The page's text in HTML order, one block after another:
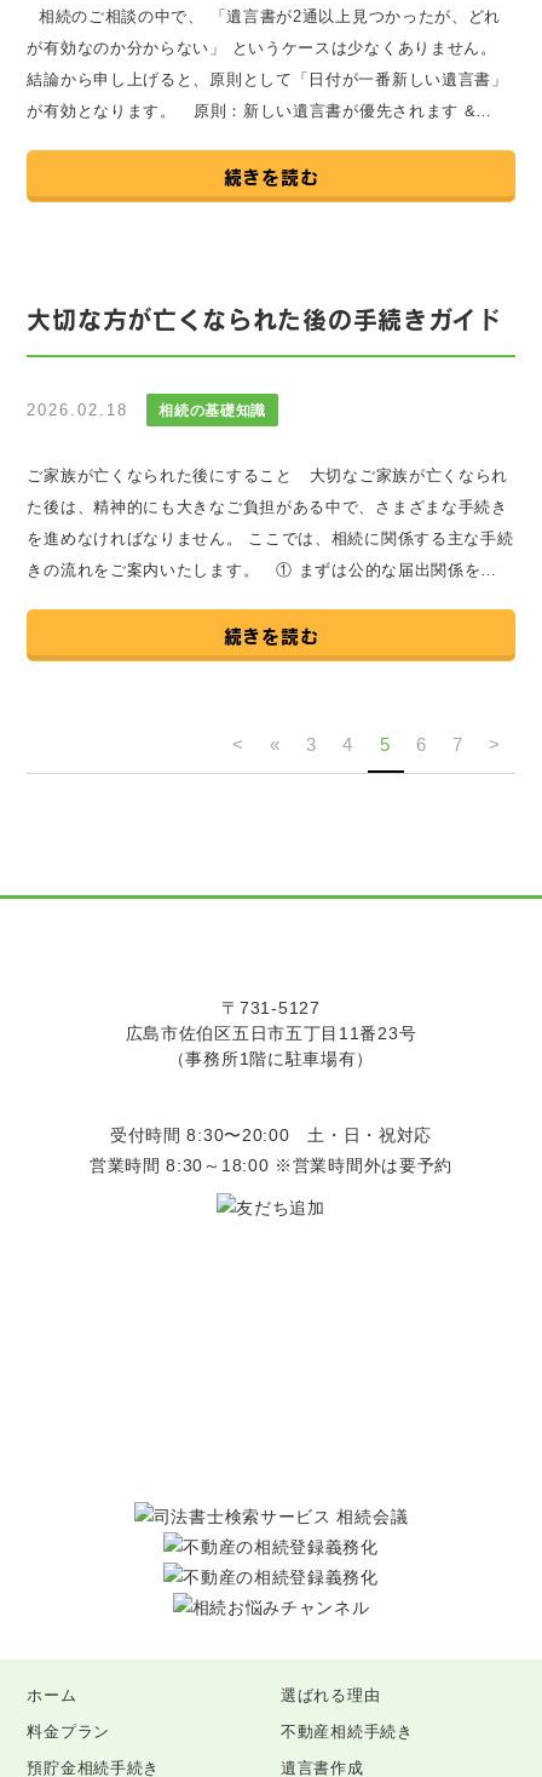
相続のご相談の中で、 「遺言書が2通以上見つかったが、どれ
が有効なのか分からない」 というケースは少なくありません。
結論から申し上げると、原則として「日付が一番新しい遺言書」
が有効となります。 原則：新しい遺言書が優先されます &…
続きを読む
大切な方が亡くなられた後の手続きガイド
2026.02.18 相続の基礎知識
ご家族が亡くなられた後にすること 大切なご家族が亡くなられ
た後は、精神的にも大きなご負担がある中で、さまざまな手続き
を進めなければなりません。 ここでは、相続に関係する主な手続
きの流れをご案内いたします。 ① まずは公的な届出関係を…
続きを読む
< « 3 4 5 6 7 >
〒731-5127
広島市佐伯区五日市五丁目11番23号
（事務所1階に駐車場有）
受付時間 8:30〜20:00 土・日・祝対応
営業時間 8:30～18:00 ※営業時間外は要予約
ホーム
選ばれる理由
料金プラン
不動産相続手続き
預貯金相続手続き
遺言書作成